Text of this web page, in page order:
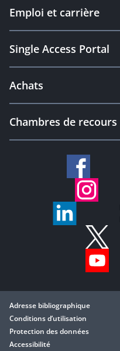
Emploi et carrière
Single Access Portal
Achats
Chambres de recours
Adresse bibliographique
Conditions d’utilisation
Protection des données
Accessibilité